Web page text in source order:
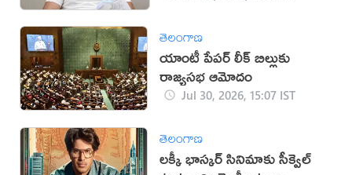
తెలంగాణ
యాంటీ పేపర్ లీక్ బిల్లుకు
రాజ్యసభ ఆమోదం
Jul 30, 2026, 15:07 IST
తెలంగాణ
లక్కీ భాస్కర్ సినిమాకు సీక్వెల్